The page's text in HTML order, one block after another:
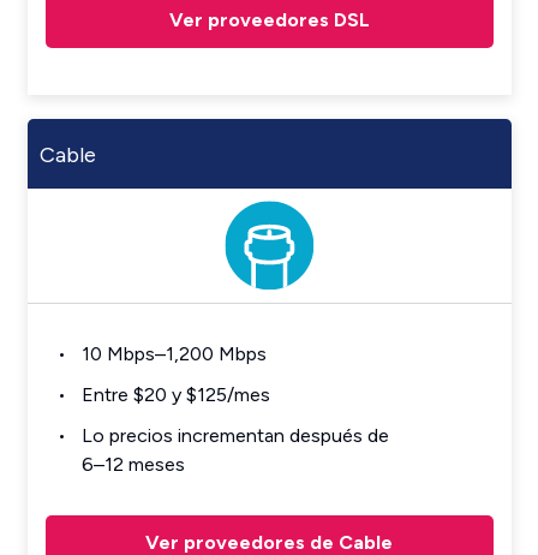
Ver proveedores DSL
Cable
10 Mbps–1,200 Mbps
Entre $20 y $125/mes
Lo precios incrementan después de
6–12 meses
Ver proveedores de Cable